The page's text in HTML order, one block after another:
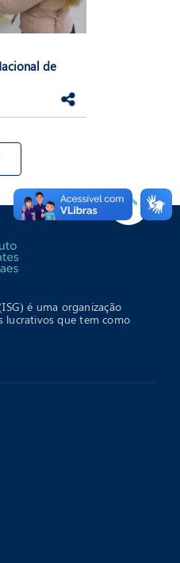
de
é uma organização
lucrativos que tem como